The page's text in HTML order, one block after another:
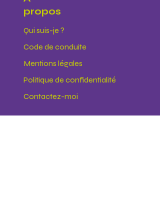
propos
Qui suis-je ?
Code de conduite
Mentions légales
Politique de confidentialité
Contactez-moi